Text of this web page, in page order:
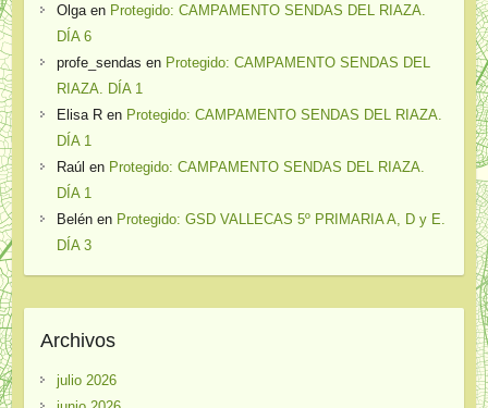
Olgaen Protegido: CAMPAMENTO SENDAS DEL RIAZA.
DÍA 6
profe_sendas en Protegido: CAMPAMENTO SENDAS DEL
RIAZA. DÍA 1
Elisa Ren Protegido: CAMPAMENTO SENDAS DEL RIAZA.
DÍA 1
Raúl en Protegido: CAMPAMENTO SENDAS DEL RIAZA.
DÍA 1
Belénen Protegido: GSD VALLECAS 5º PRIMARIA A, D y E.
DÍA 3
Archivos
julio 2026